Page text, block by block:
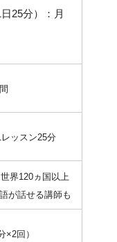
25分）：月
ッスン25分
界120ヵ国以上
が話せる講師も
×2回）